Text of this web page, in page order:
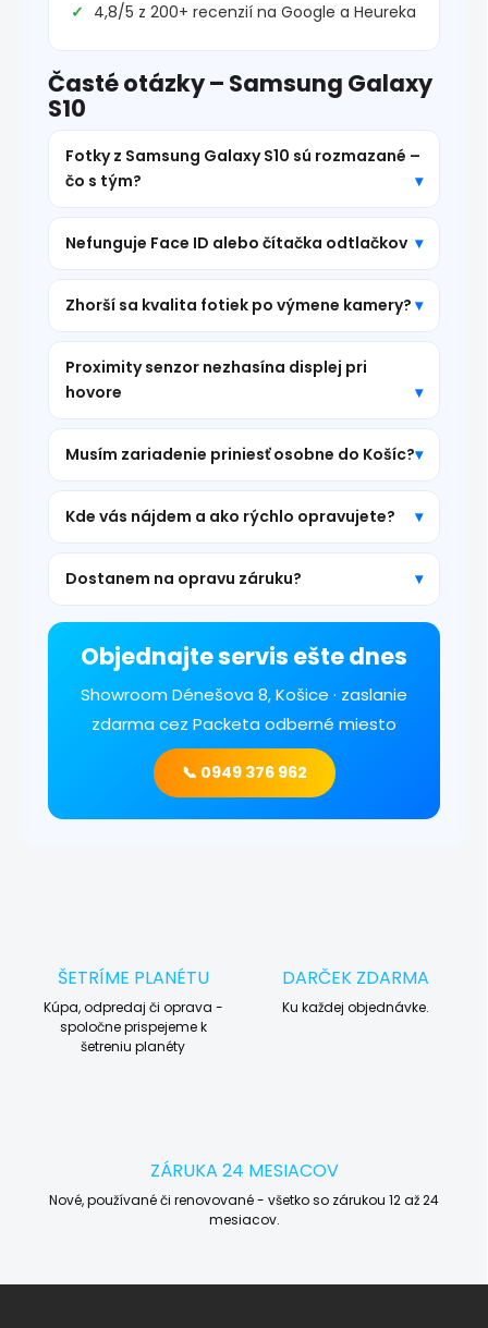
4,8/5 z 200+ recenzií na Google a Heureka
Časté otázky – Samsung Galaxy
S10
Fotky z Samsung Galaxy S10 sú rozmazané –
čo s tým?
Nefunguje Face ID alebo čítačka odtlačkov
Zhorší sa kvalita fotiek po výmene kamery?
Proximity senzor nezhasína displej pri
hovore
Musím zariadenie priniesť osobne do Košíc?
Kde vás nájdem a ako rýchlo opravujete?
Dostanem na opravu záruku?
Objednajte servis ešte dnes
Showroom Dénešova 8, Košice · zaslanie
zdarma cez Packeta odberné miesto
📞 0949 376 962
ŠETRÍME PLANÉTU
Kúpa, odpredaj či oprava -
spoločne prispejeme k
šetreniu planéty
DARČEK ZDARMA
Ku každej objednávke.
ZÁRUKA 24 MESIACOV
Nové, používané či renovované - všetko so zárukou 12 až 24
mesiacov.